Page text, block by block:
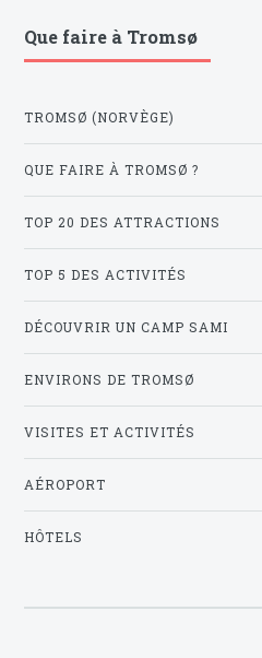
Que faire à Tromsø
TROMSØ (NORVÈGE)
QUE FAIRE À TROMSØ ?
TOP 20 DES ATTRACTIONS
TOP 5 DES ACTIVITÉS
DÉCOUVRIR UN CAMP SAMI
ENVIRONS DE TROMSØ
VISITES ET ACTIVITÉS
AÉROPORT
HÔTELS